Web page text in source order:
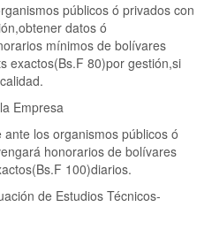
públicos ó privados con
datos ó
mínimos de bolívares
exactos(Bs.F 80)por gestión,si
Empresa
los organismos públicos ó
honorarios de bolívares
100)diarios.
de Estudios Técnicos-